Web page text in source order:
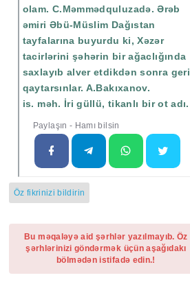
olam. C.Məmmədquluzadə. Ərəb
əmiri Əbü-Müslim Dağıstan
tayfalarına buyurdu ki, Xəzər
tacirlərini şəhərin bir ağaclığında
saxlayıb alver etdikdən sonra geri
qaytarsınlar. A.Bakıxanov.
is. məh. İri güllü, tikanlı bir ot adı.
Paylaşın - Hamı bilsin
Öz fikrinizi bildirin
Bu məqaləyə aid şərhlər yazılmayıb. Öz
şərhlərinizi göndərmək üçün aşağıdakı
bölmədən istifadə edin.!